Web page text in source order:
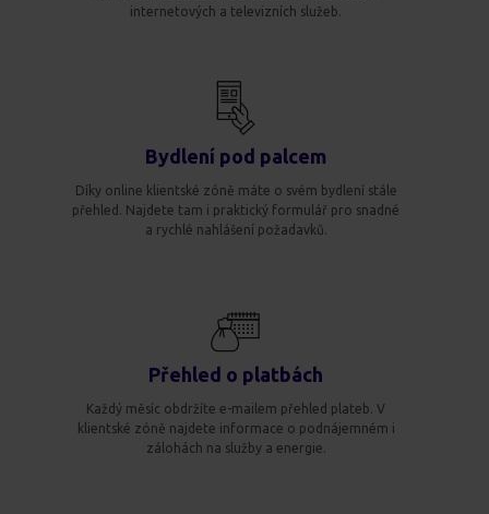
internetových a televizních služeb.
Bydlení pod palcem
Díky online klientské zóně máte o svém bydlení stále
přehled. Najdete tam i praktický formulář pro snadné
a rychlé nahlášení požadavků.
Přehled o platbách
Každý měsíc obdržíte e-mailem přehled plateb. V
klientské zóně najdete informace o podnájemném i
zálohách na služby a energie.